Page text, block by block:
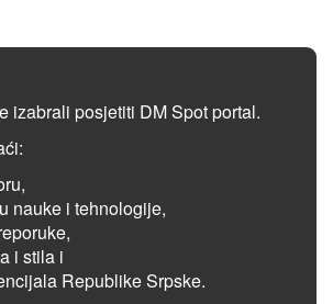
izabrali posjetiti DM Spot portal.
nauke i tehnologije,
i stila i
Republike Srpske.